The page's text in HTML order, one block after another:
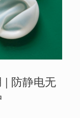
| 防静电无